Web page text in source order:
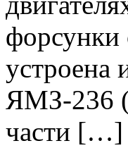
форсунки
устроена
ЯМЗ-236
части […]